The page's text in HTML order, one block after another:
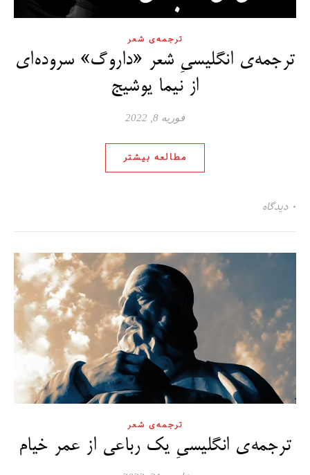
ترجمه‌ی شعر
ترجمه‌ی انگلیسیِ شعر «داروگ» سروده‌ای
از نیما یوشیج
فوریه 8, 2022
مطالعه بیشتر
۰ دیدگاه
ترجمه‌ی شعر
ترجمه‌ی انگلیسیِ یک رباعی از عمر خیام